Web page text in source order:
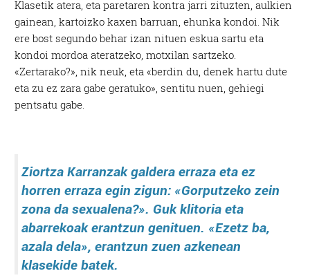
Klasetik atera, eta paretaren kontra jarri zituzten, aulkien
gainean, kartoizko kaxen barruan, ehunka kondoi. Nik
ere bost segundo behar izan nituen eskua sartu eta
kondoi mordoa ateratzeko, motxilan sartzeko.
«Zertarako?», nik neuk, eta «berdin du, denek hartu dute
eta zu ez zara gabe geratuko», sentitu nuen, gehiegi
pentsatu gabe.
Ziortza Karranzak galdera erraza eta ez
horren erraza egin zigun: «Gorputzeko zein
zona da sexualena?». Guk klitoria eta
abarrekoak erantzun genituen. «Ezetz ba,
azala dela», erantzun zuen azkenean
klasekide batek.